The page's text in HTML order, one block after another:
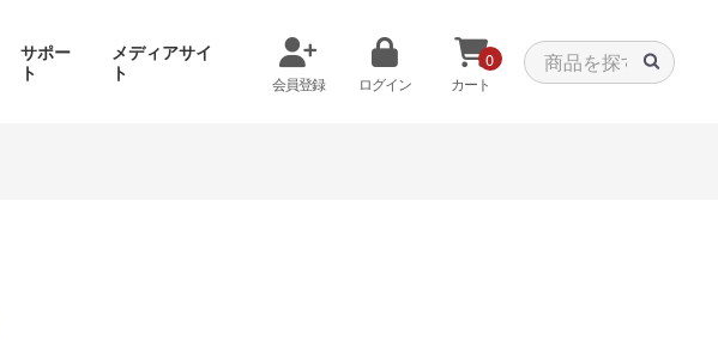
サポー
ト
メディアサイ
ト
会員登録 ログイン
0
カート